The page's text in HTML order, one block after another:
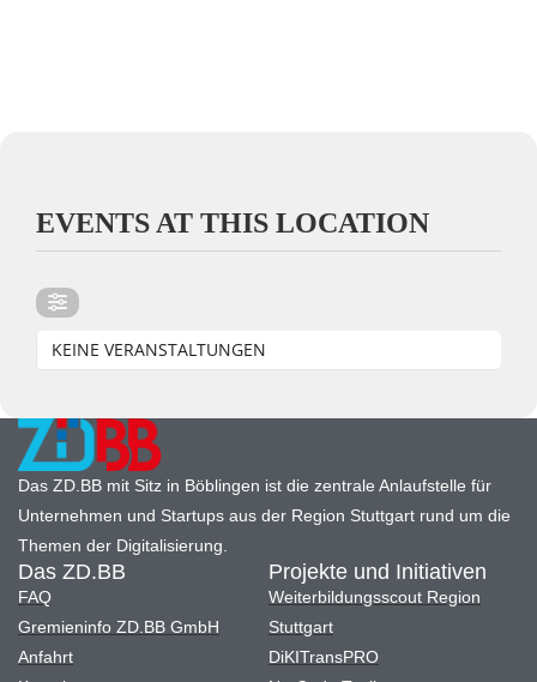
EVENTS AT THIS LOCATION
KEINE VERANSTALTUNGEN
Das ZD.BB mit Sitz in Böblingen ist die zentrale Anlaufstelle für
Unternehmen und Startups aus der Region Stuttgart rund um die
Themen der Digitalisierung.
Das ZD.BB
FAQ
Gremieninfo ZD.BB GmbH
Anfahrt
Projekte und Initiativen
Weiterbildungsscout Region
Stuttgart
DiKITransPRO